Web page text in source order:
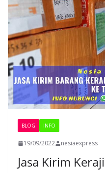
BLOG INFO
19/09/2022 nesiaexpress
Jasa Kirim